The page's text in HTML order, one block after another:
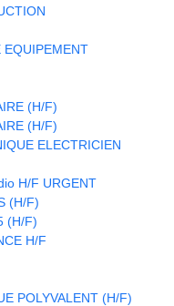
EQUIPEMENT
(H/F)
(H/F)
ELECTRICIEN
H/F URGENT
(H/F)
(H/F)
H/F
POLYVALENT (H/F)